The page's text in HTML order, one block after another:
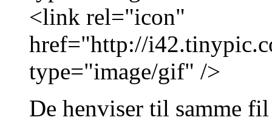
<link rel="icon"
href="http://
type="image/gif" />
De henviser til samme